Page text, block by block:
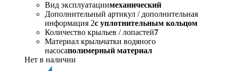
Вид эксплуатациимеханический
Дополнительный артикул / дополнительная
информация 2с уплотнительным кольцом
Количество крыльев / лопастей7
Материал крыльчатки водяного
насосаполимерный материал
Нет в наличии